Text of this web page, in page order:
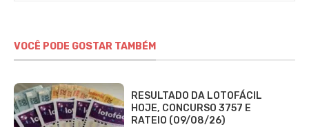
VOCÊ PODE GOSTAR TAMBÉM
RESULTADO DA LOTOFÁCIL
HOJE, CONCURSO 3757 E
RATEIO (09/08/26)